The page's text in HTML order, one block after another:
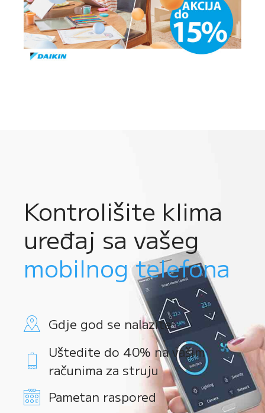
Kontrolišite klima
uređaj sa vašeg
mobilnog telefona
Gdje god se nalazite
Uštedite do 40% na vašim
računima za struju
Pametan raspored